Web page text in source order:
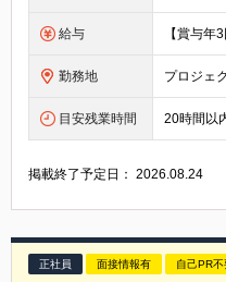
給与
勤務地
目安残業時間 20時間以
掲載終了予定日：2026.08.24
正社員 面接情報有 自己PR不